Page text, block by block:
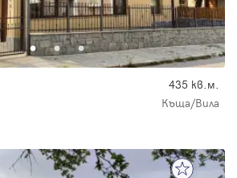
435 кв.м.
Къща/Вила